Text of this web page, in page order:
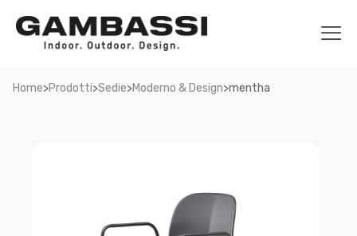
Home>Prodotti>Sedie>Moderno & Design>mentha